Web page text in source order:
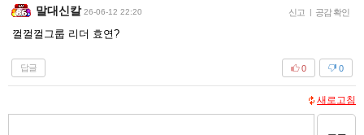
말대신칼 26-06-12 22:20 신고 | 공감 확인
껄껄껄그룹 리더 효연?
답글 0
0
새로고침